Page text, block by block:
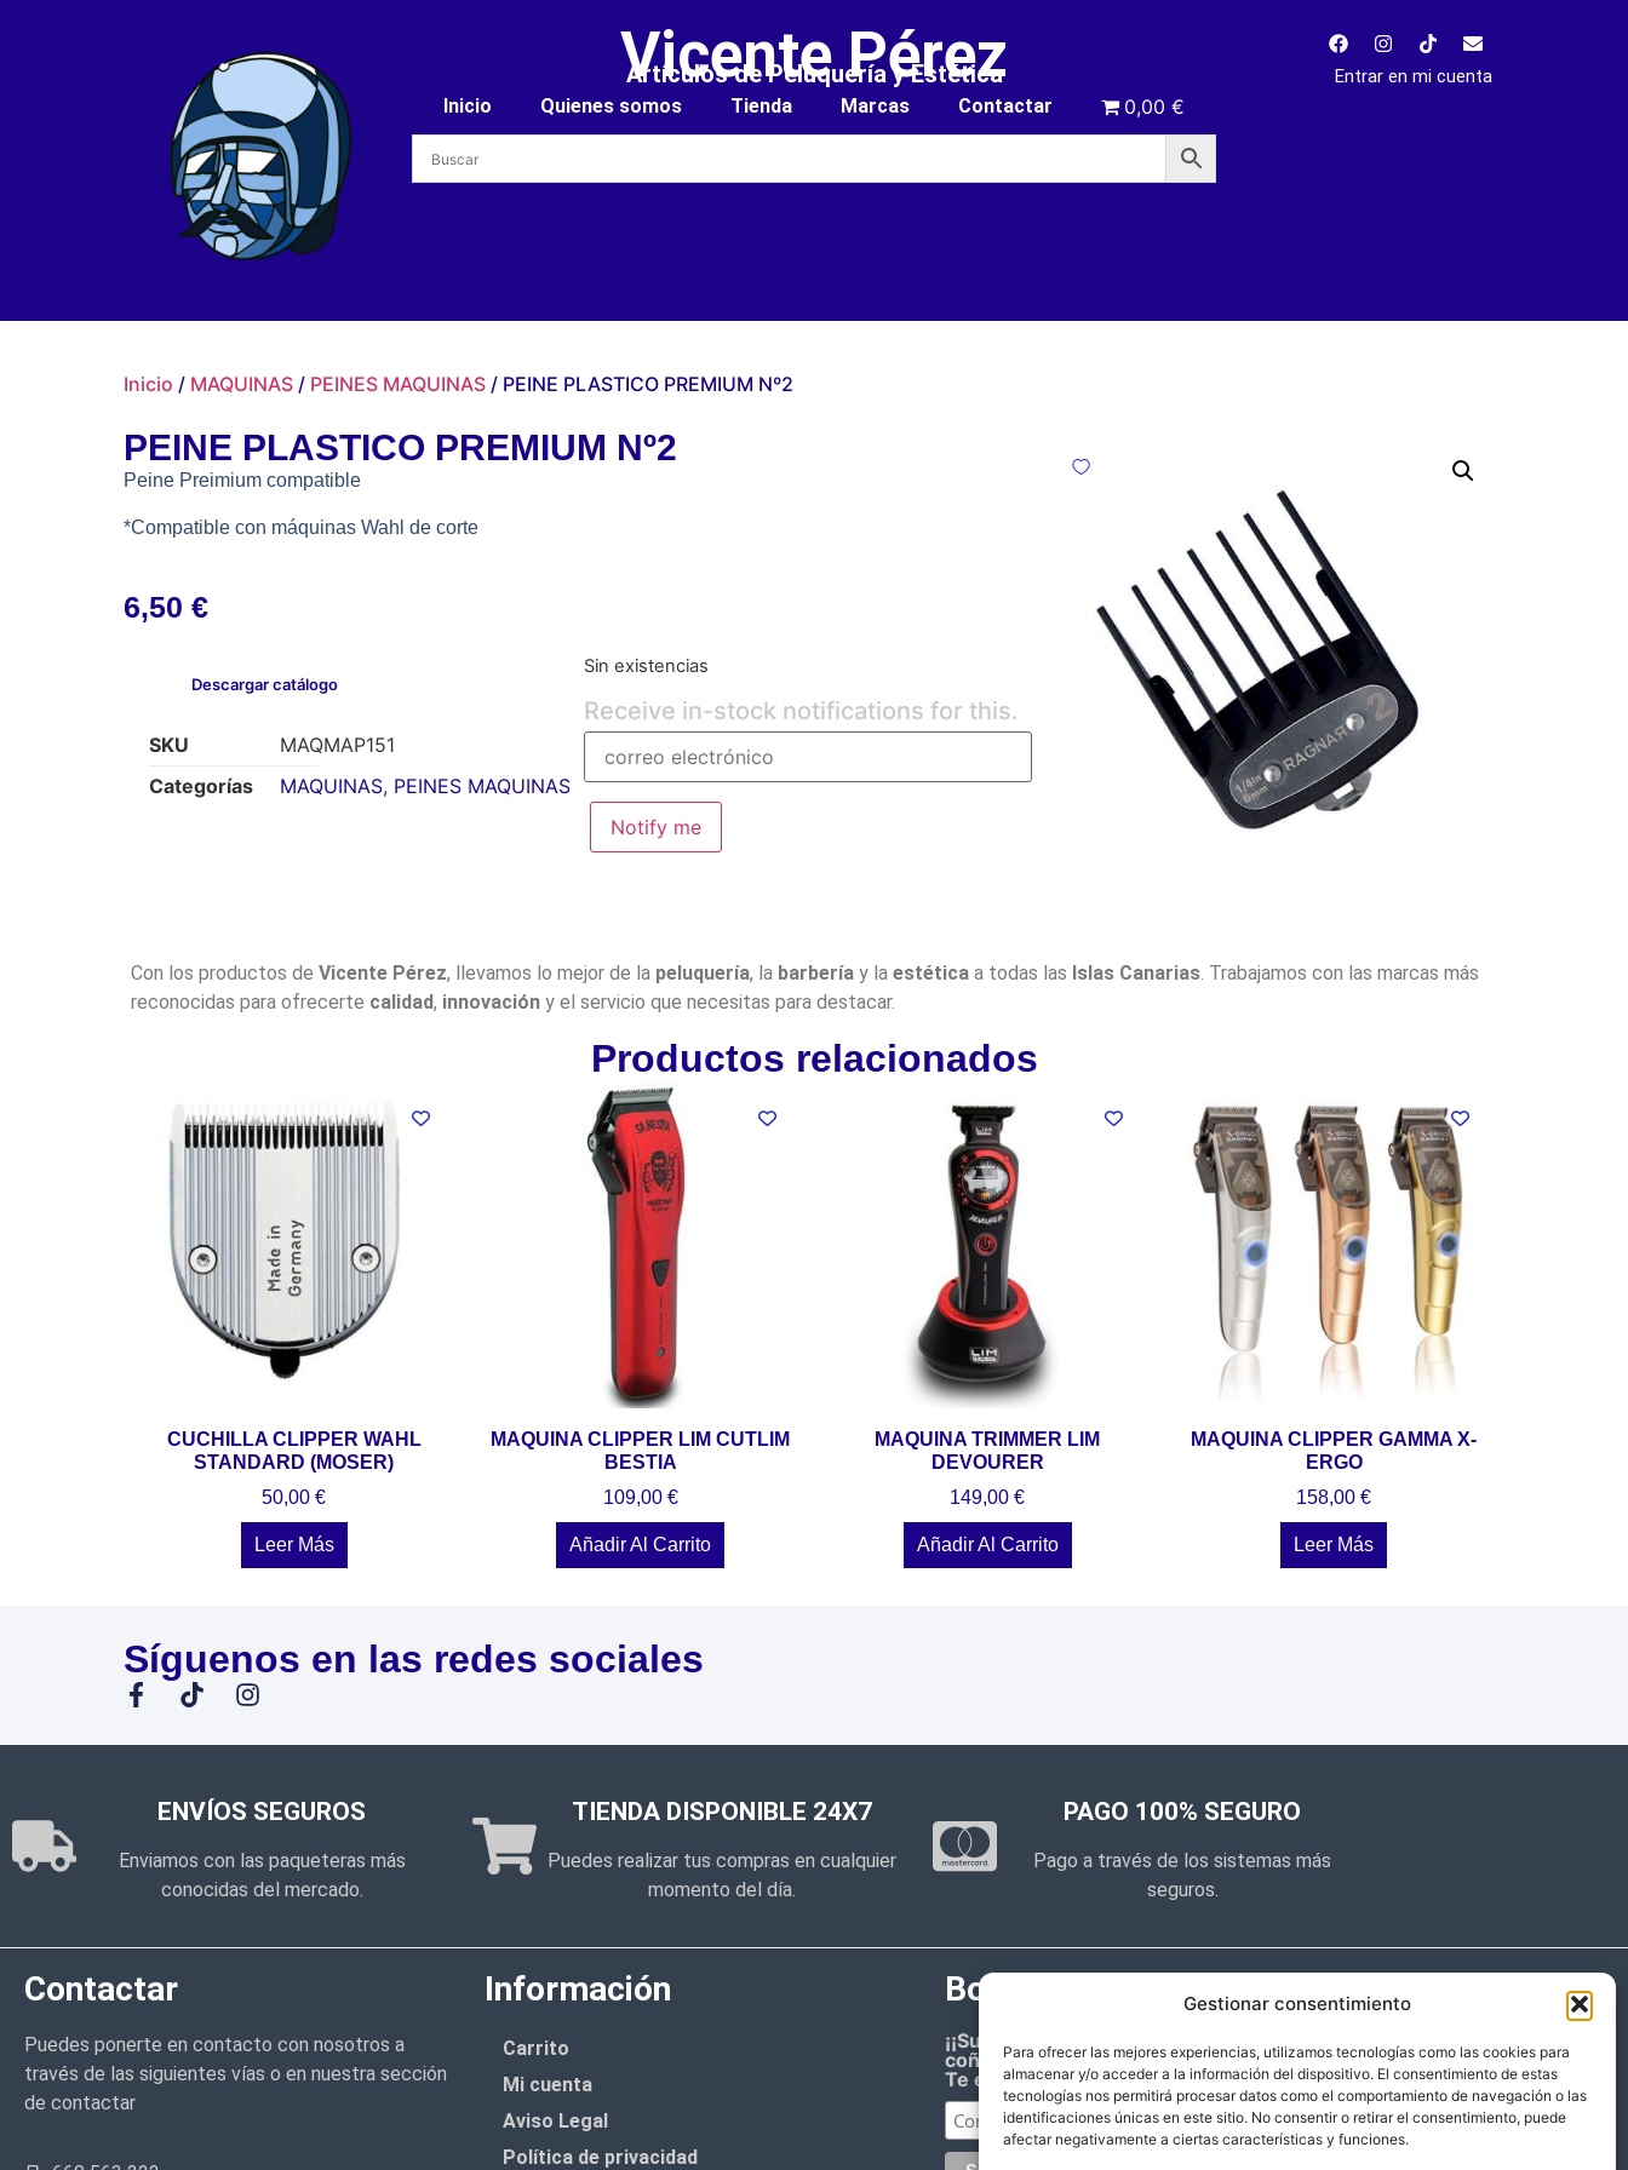
Gestionar consentimiento
Para ofrecer las mejores experiencias, utilizamos tecnologías como las cookies para
almacenar y/o acceder a la información del dispositivo. El consentimiento de estas
tecnologías nos permitirá procesar datos como el comportamiento de navegación o las
identificaciones únicas en este sitio. No consentir o retirar el consentimiento, puede
afectar negativamente a ciertas características y funciones.
Vicente Pérez
Artículos de Peluquería y Estética
Inicio Quienes somos Tienda Marcas Contactar 0,00 €
Entrar en mi cuenta
Inicio / MAQUINAS / PEINES MAQUINAS / PEINE PLASTICO PREMIUM Nº2
PEINE PLASTICO PREMIUM Nº2
Peine Preimium compatible
*Compatible con máquinas Wahl de corte
6,50 €
Descargar catálogo
SKU
MAQMAP151
Categorías
MAQUINAS, PEINES MAQUINAS
Sin existencias
Receive in-stock notifications for this.
Notify me
Con los productos de Vicente Pérez, llevamos lo mejor de la peluquería, la barberíay la estéticaa todas las Islas Canarias. Trabajamos con las marcas más
reconocidas para ofrecerte calidad, innovacióny el servicio que necesitas para destacar.
Productos relacionados
CUCHILLA CLIPPER WAHL
STANDARD (MOSER)
50,00€
Leer Más
MAQUINA CLIPPER LIM CUTLIM
BESTIA
109,00 €
Añadir Al Carrito
MAQUINA TRIMMER LIM
DEVOURER
149,00€
Añadir Al Carrito
MAQUINA CLIPPER GAMMA X-
ERGO
158,00€
Leer Más
Síguenos en las redes sociales
ENVÍOS SEGUROS
Enviamos con las paqueteras más
conocidas del mercado.
TIENDA DISPONIBLE 24X7
Puedes realizar tus compras en cualquier
momento del día.
PAGO 100% SEGURO
Pago a través de los sistemas más
seguros.
Contactar
Puedes ponerte en contacto con nosotros a
través de las siguientes vías o en nuestra sección
de contactar
Información
Carrito
Mi cuenta
Aviso Legal
Política de privacidad
Boletín de noticias
¡¡Suscríbete y prometemos no dar mucho el
coñazo.!!
Te enviaremos sólo cosas importantes.